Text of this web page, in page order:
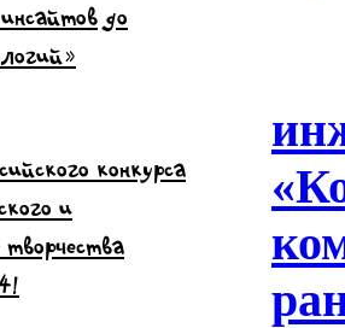
до
конкурса
и